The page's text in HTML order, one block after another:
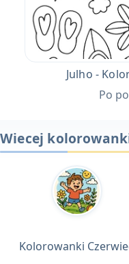
Julho -
Po
Wiecej
Kolorowanki